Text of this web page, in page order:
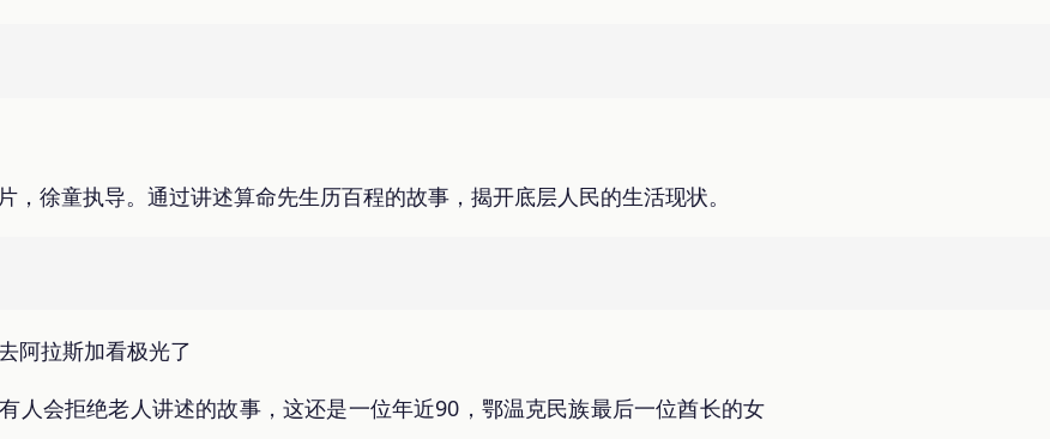
，徐童执导。通过讲述算命先生历百程的故事，揭开底层人民的生活现状。
阿拉斯加看极光了
人会拒绝老人讲述的故事，这还是一位年近90，鄂温克民族最后一位酋长的女